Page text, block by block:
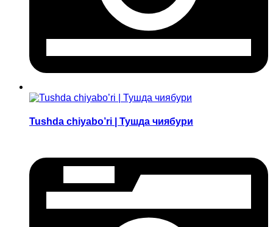
Tushda chiyabo’ri | Тушда чиябури